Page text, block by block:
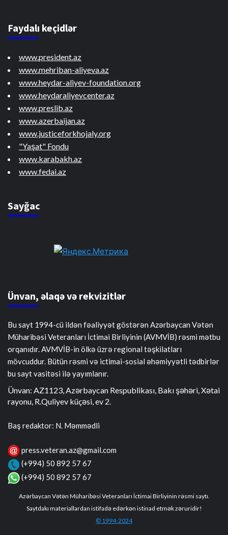
Faydalı keçidlər
www.president.az
www.mehriban-aliyeva.az
www.heydar-aliyev-foundation.org
www.heydaraliyevcenter.az
www.preslib.az
www.azerbaijan.az
www.justiceforkhojaly.org
"Yaşat" Fondu
www.karabakh.az
www.fedai.az
Sayğac
Ünvan, əlaqə və rekvizitlər
Bu sayt 1994-cü ildən fəaliyyət göstərən Azərbaycan Vətən
Müharibəsi Veteranları İctimai Birliyinin (AVMVİB) rəsmi mətbu
orqanıdır. AVMVİB-in ölkə üzrə regional təşkilatları
mövcuddur. Bütün rəsmi və ictimai-sosial əhəmiyyətli tədbirlər
bu sayt vasitəsi ilə yayımlanır.
Ünvan: AZ1123, Azərbaycan Respublikası, Bakı şəhəri, Xətai
rayonu, R.Quliyev küçəsi, ev 2.
Baş redaktor: N. Məmmədli
press.veteran.az@gmail.com
(+994) 50 892 57 67
(+994) 50 892 57 67
Azərbaycan Vətən Müharibəsi Veteranları İctimai Birliyinin rəsmi saytı.
Saytdakı materiallardan istifadə edərkən istinad etmək zəruridir!
© 1994-2024